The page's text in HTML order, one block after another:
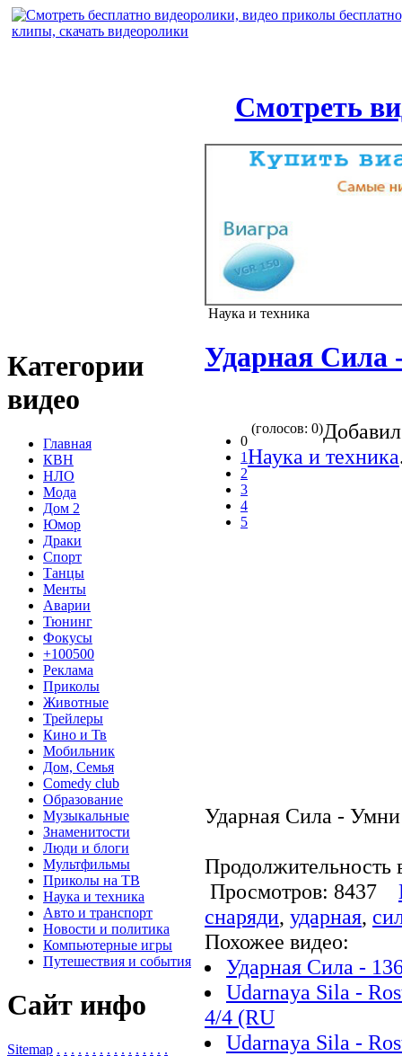
Смотреть
Категории
видео
Главная
КВН
НЛО
Мода
Дом 2
Юмор
Драки
Спорт
Танцы
Менты
Аварии
Тюнинг
Фокусы
+100500
Реклама
Приколы
Животные
Трейлеры
Кино и Тв
Мобильник
Дом, Семья
Comedy club
Образование
Музыкальные
Знаменитости
Люди и блоги
Мультфильмы
Приколы на ТВ
Наука и техника
Авто и транспорт
Новости и политика
Компьютерные игры
Путешествия и события
Сайт инфо
Sitemap . . . . . . . . . . . . . . . .
Наука и техника
Ударная Сила
0
1
2
3
4
5
(голосов: 0)
Наука и техника
Ударная Сила -
Продолжительность
Просмотров: 8437
снаряди, ударная,
Похожее видео:
Ударная Сила -
Udarnaya Sila -
4/4 (RU
Udarnaya Sila -